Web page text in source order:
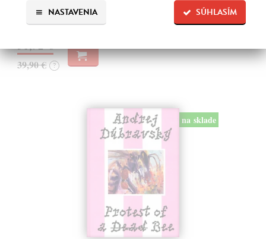
SÚHLASÍM
NASTAVENIA
slabé…
Na sklade ?
31,92 €
39,90 € ?
na sklade